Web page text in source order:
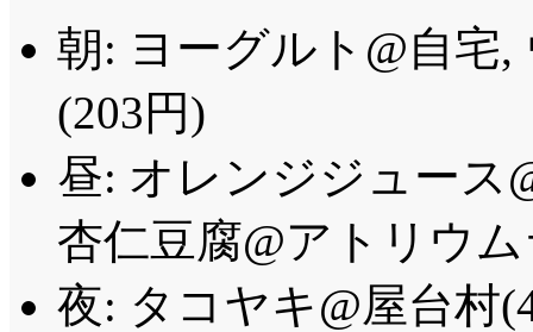
朝: ヨーグルト@自宅
(203円)
昼: オレンジジュース
杏仁豆腐@アトリウ
夜: タコヤキ@屋台村